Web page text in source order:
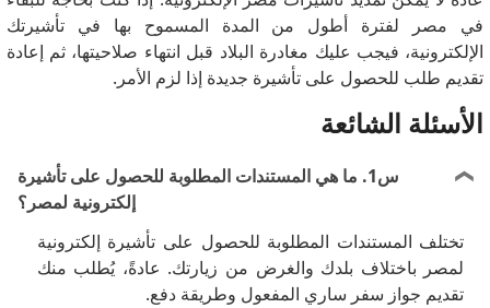
في مصر لفترة أطول من المدة المسموح بها في تأشيرتك
الإلكترونية، فيجب عليك مغادرة البلاد قبل انتهاء صلاحيتها، ثم إعادة
تقديم طلب للحصول على تأشيرة جديدة إذا لزم الأمر.
الأسئلة الشائعة
س1. ما هي المستندات المطلوبة للحصول على تأشيرة
إلكترونية لمصر؟
تختلف المستندات المطلوبة للحصول على تأشيرة إلكترونية
لمصر باختلاف بلدك والغرض من زيارتك. عادةً، يُطلب منك
تقديم جواز سفر ساري المفعول وطريقة دفع.